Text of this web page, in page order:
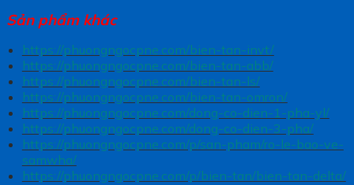
Sản phẩm khác
https://phuongngocpne.com/bien-tan-invt/
https://phuongngocpne.com/bien-tan-abb/
https://phuongngocpne.com/bien-tan-ls/
https://phuongngocpne.com/bien-tan-omron/
https://phuongngocpne.com/dong-co-dien-1-pha-yl/
https://phuongngocpne.com/dong-co-dien-3-pha/
https://phuongngocpne.com/p/san-pham/ro-le-bao-ve-
samwha/
https://phuongngocpne.com/p/bien-tan/bien-tan-delta/